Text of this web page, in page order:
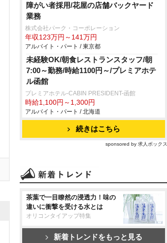
障がい者採用/花屋の店舗バックヤード
業務
株式会社パーク・コーポレーション
年収123万円～141万円
アルバイト・パート / 東京都
未経験OK/朝食レストランスタッフ/朝
7:00～勤務/時給1100円～/プレミアホテ
ル函館
プレミアホテル-CABIN PRESIDENT-函館
時給1,100円～1,300円
アルバイト・パート / 北海道
続きはこちら
sponsored by 求人ボックス
茶葉で一目瞭然の浸透力！味の
違いに衝撃を受ける水とは
オリコンタイアップ特集
新着トレンドをもっと見る